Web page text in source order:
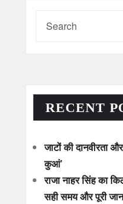
RECENT
जाटों की दानवीरता
कुआं’
राजा नाहर सिंह का
सही समय और पूरी